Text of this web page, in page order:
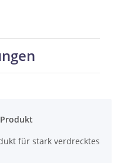
für stark verdrecktes